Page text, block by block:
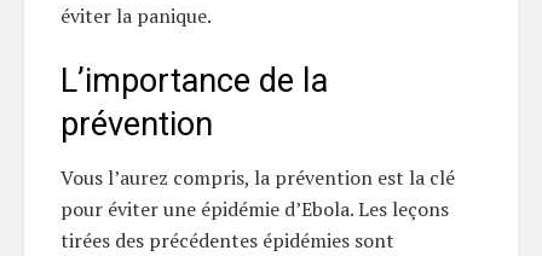
éviter la panique.
L’importance de la
prévention
Vous l’aurez compris, la prévention est la clé
pour éviter une épidémie d’Ebola. Les leçons
tirées des précédentes épidémies sont